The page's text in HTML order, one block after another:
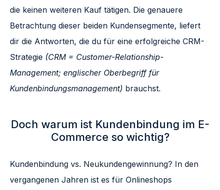
die keinen weiteren Kauf tätigen. Die genauere
Betrachtung dieser beiden Kundensegmente, liefert
dir die Antworten, die du für eine erfolgreiche CRM-
Strategie (CRM = Customer-Relationship-
Management; englischer Oberbegriff für
Kundenbindungsmanagement) brauchst.
Doch warum ist Kundenbindung im E-
Commerce so wichtig?
Kundenbindung vs. Neukundengewinnung? In den
vergangenen Jahren ist es für Onlineshops